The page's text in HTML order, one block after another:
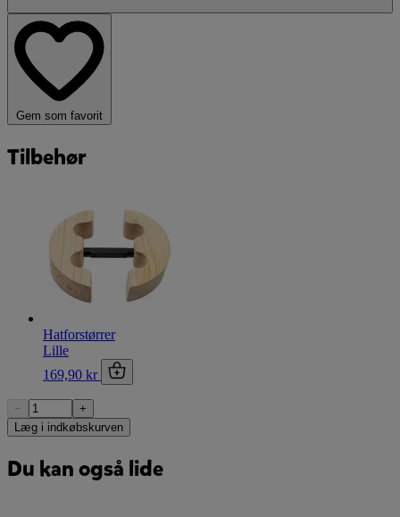
Gem som favorit
Tilbehør
Hatforstørrer
Lille
169,90 kr
−
+
Læg i indkøbskurven
Du kan også lide